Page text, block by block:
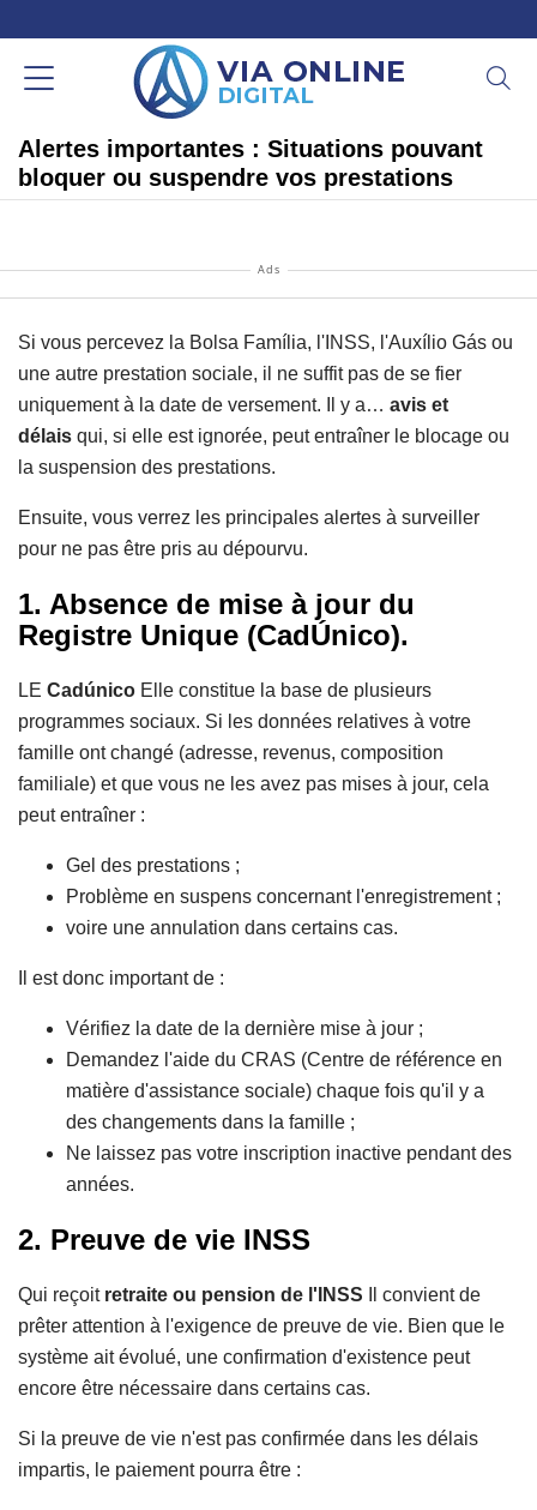
Alertes importantes : Situations pouvant
bloquer ou suspendre vos prestations
Ads
Si vous percevez la Bolsa Família, l'INSS, l'Auxílio Gás ou
une autre prestation sociale, il ne suffit pas de se fier
uniquement à la date de versement. Il y a… avis et
délais qui, si elle est ignorée, peut entraîner le blocage ou
la suspension des prestations.
Ensuite, vous verrez les principales alertes à surveiller
pour ne pas être pris au dépourvu.
1. Absence de mise à jour du
Registre Unique (CadÚnico).
LE Cadúnico Elle constitue la base de plusieurs
programmes sociaux. Si les données relatives à votre
famille ont changé (adresse, revenus, composition
familiale) et que vous ne les avez pas mises à jour, cela
peut entraîner :
Gel des prestations ;
Problème en suspens concernant l'enregistrement ;
voire une annulation dans certains cas.
Il est donc important de :
Vérifiez la date de la dernière mise à jour ;
Demandez l'aide du CRAS (Centre de référence en
matière d'assistance sociale) chaque fois qu'il y a
des changements dans la famille ;
Ne laissez pas votre inscription inactive pendant des
années.
2. Preuve de vie INSS
Qui reçoit retraite ou pension de l'INSS Il convient de
prêter attention à l'exigence de preuve de vie. Bien que le
système ait évolué, une confirmation d'existence peut
encore être nécessaire dans certains cas.
Si la preuve de vie n'est pas confirmée dans les délais
impartis, le paiement pourra être :